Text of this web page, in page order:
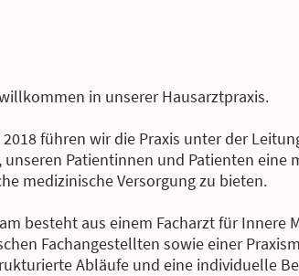
in unserer Hausarztpraxis.
2018 führen wir die Praxis unter der
unseren Patientinnen und Patienten eine
medizinische Versorgung zu bieten.
besteht aus einem Facharzt für Innere
Fachangestellten sowie einer
Abläufe und eine individuelle